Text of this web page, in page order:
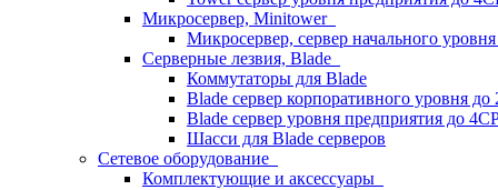
Микросервер, Minitower
Микросервер, сервер начального
Серверные лезвия, Blade
Коммутаторы для Blade
Blade сервер корпоративного уровня до
Blade сервер уровня предприятия до
Шасси для Blade серверов
Сетевое оборудование
Комплектующие и аксессуары